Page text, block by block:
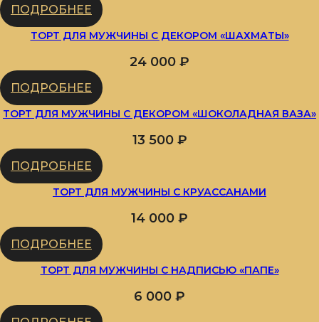
ПОДРОБНЕЕ
ТОРТ ДЛЯ МУЖЧИНЫ С ДЕКОРОМ «ШАХМАТЫ»
24 000 ₽
ПОДРОБНЕЕ
ТОРТ ДЛЯ МУЖЧИНЫ С ДЕКОРОМ «ШОКОЛАДНАЯ ВАЗА»
13 500 ₽
ПОДРОБНЕЕ
ТОРТ ДЛЯ МУЖЧИНЫ С КРУАССАНАМИ
14 000 ₽
ПОДРОБНЕЕ
ТОРТ ДЛЯ МУЖЧИНЫ С НАДПИСЬЮ «ПАПЕ»
6 000 ₽